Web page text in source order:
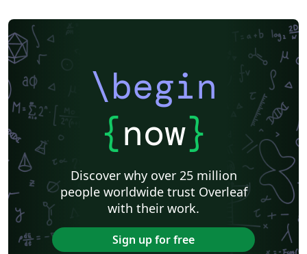
\begin
{now}
Discover why over 25 million
people worldwide trust Overleaf
with their work.
Sign up for free